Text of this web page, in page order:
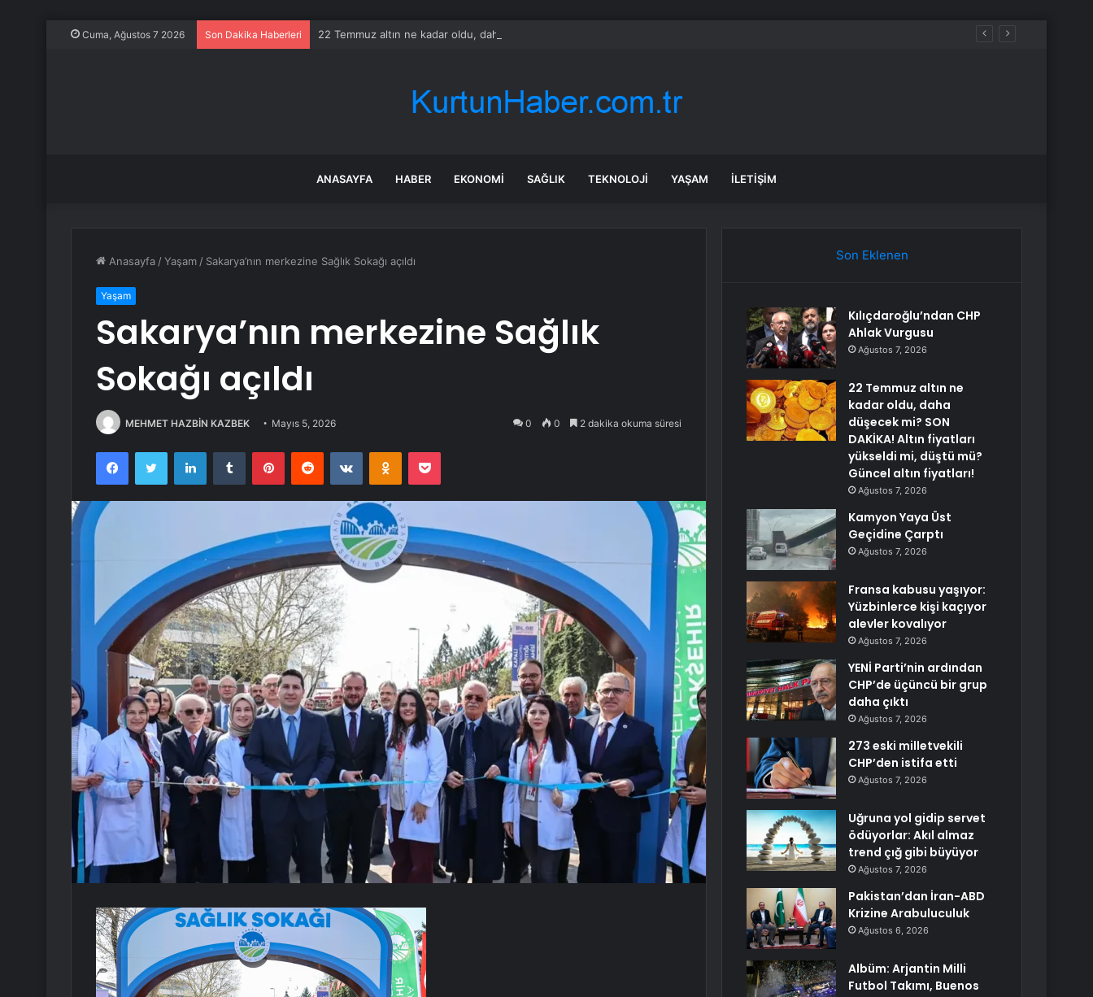
Cuma, Ağustos 7 2026 Son Dakika Haberleri 22 Temmuz altın ne kadar oldu, daha düşecek mi? SON DAKİKA! Altın fiyatları yükseldi mi, düştü mü? Güncel altın fiyatları!
ANASAYFA HABER EKONOMI SAĞLIK TEKNOLOJI YAŞAM İLETIŞIM
Anasayfa /Yaşam / Sakarya’nın merkezine Sağlık Sokağı açıldı
Yaşam
Sakarya’nın merkezine Sağlık
Sokağı açıldı
MEHMET HAZBİN KAZBEK Mayıs 5, 2026 0 0 2 dakika okuma süresi
FacebookTwitter LinkedInTumblr PinterestReddit VKontakteOdnoklassniki
Pocket
Son Eklenen
Kılıçdaroğlu’ndan CHP
Ahlak Vurgusu
Ağustos 7, 2026
22 Temmuz altın ne
kadar oldu, daha
düşecek mi? SON
DAKİKA! Altın fiyatları
yükseldi mi, düştü mü?
Güncel altın fiyatları!
Ağustos 7, 2026
Kamyon Yaya Üst
Geçidine Çarptı
Ağustos 7, 2026
Fransa kabusu yaşıyor:
Yüzbinlerce kişi kaçıyor
alevler kovalıyor
Ağustos 7, 2026
YENİ Parti’nin ardından
CHP’de üçüncü bir grup
daha çıktı
Ağustos 7, 2026
273 eski milletvekili
CHP’den istifa etti
Ağustos 7, 2026
Uğruna yol gidip servet
ödüyorlar: Akıl almaz
trend çığ gibi büyüyor
Ağustos 7, 2026
Pakistan’dan İran-ABD
Krizine Arabuluculuk
Ağustos 6, 2026
Albüm: Arjantin Milli
Futbol Takımı, Buenos